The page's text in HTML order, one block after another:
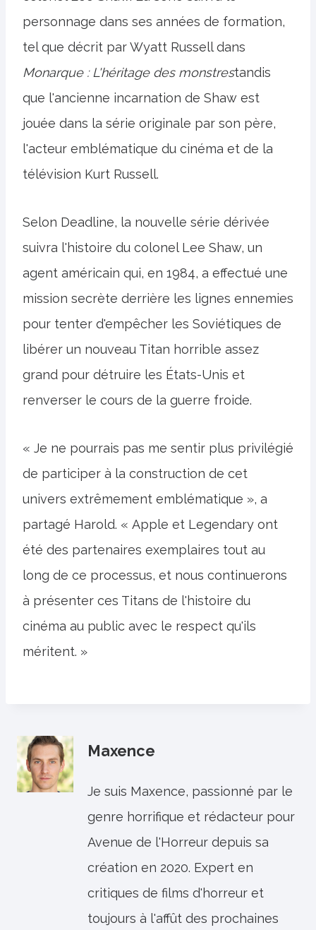
personnage dans ses années de formation,
tel que décrit par Wyatt Russell dans
Monarque : L'héritage des monstrestandis
que l'ancienne incarnation de Shaw est
jouée dans la série originale par son père,
l'acteur emblématique du cinéma et de la
télévision Kurt Russell.
Selon Deadline, la nouvelle série dérivée
suivra l'histoire du colonel Lee Shaw, un
agent américain qui, en 1984, a effectué une
mission secrète derrière les lignes ennemies
pour tenter d'empêcher les Soviétiques de
libérer un nouveau Titan horrible assez
grand pour détruire les États-Unis et
renverser le cours de la guerre froide.
« Je ne pourrais pas me sentir plus privilégié
de participer à la construction de cet
univers extrêmement emblématique », a
partagé Harold. « Apple et Legendary ont
été des partenaires exemplaires tout au
long de ce processus, et nous continuerons
à présenter ces Titans de l'histoire du
cinéma au public avec le respect qu'ils
méritent. »
Maxence
Je suis Maxence, passionné par le
genre horrifique et rédacteur pour
Avenue de l'Horreur depuis sa
création en 2020. Expert en
critiques de films d'horreur et
toujours à l'affût des prochaines